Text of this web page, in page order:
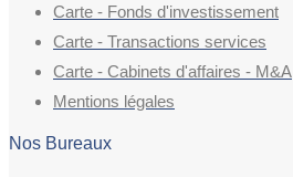
Carte - Fonds d'investissement
Carte - Transactions services
Carte - Cabinets d'affaires - M&A
Mentions légales
Nos Bureaux